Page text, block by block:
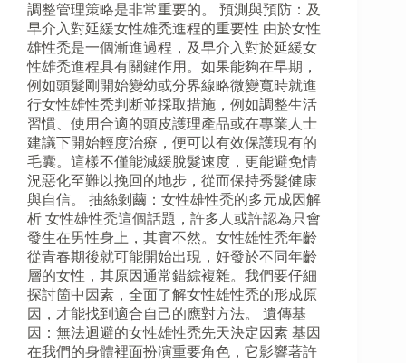
調整管理策略是非常重要的。 預測與預防：及
早介入對延緩女性雄禿進程的重要性 由於女性
雄性禿是一個漸進過程，及早介入對於延緩女
性雄禿進程具有關鍵作用。如果能夠在早期，
例如頭髮剛開始變幼或分界線略微變寬時就進
行女性雄性秃判断並採取措施，例如調整生活
習慣、使用合適的頭皮護理產品或在專業人士
建議下開始輕度治療，便可以有效保護現有的
毛囊。這樣不僅能減緩脫髮速度，更能避免情
況惡化至難以挽回的地步，從而保持秀髮健康
與自信。 抽絲剝繭：女性雄性禿的多元成因解
析 女性雄性禿這個話題，許多人或許認為只會
發生在男性身上，其實不然。女性雄性禿年齡
從青春期後就可能開始出現，好發於不同年齡
層的女性，其原因通常錯綜複雜。我們要仔細
探討箇中因素，全面了解女性雄性禿的形成原
因，才能找到適合自己的應對方法。 遺傳基
因：無法迴避的女性雄性禿先天決定因素 基因
在我們的身體裡面扮演重要角色，它影響著許